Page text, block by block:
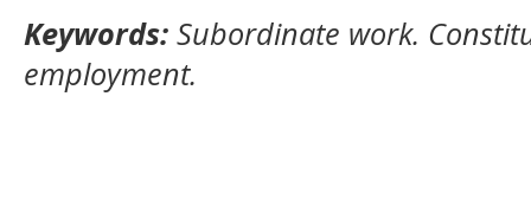
Keywords: Subordinate work.
employment.